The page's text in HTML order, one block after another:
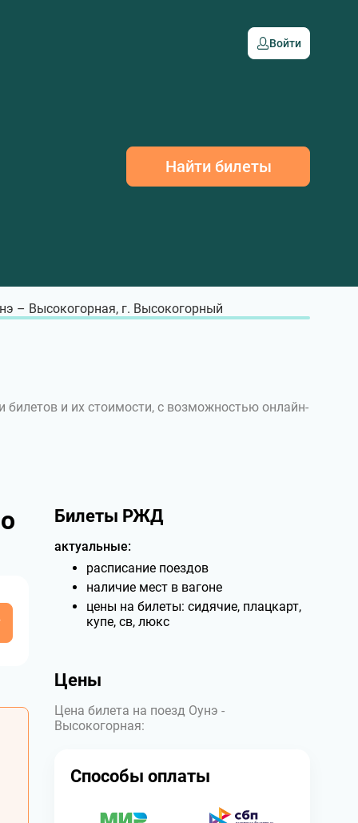
Войти
Найти билеты
– Высокогорная, г. Высокогорный
билетов и их стоимости, с возможностью онлайн-
Билеты РЖД
актуальные:
расписание поездов
наличие мест в вагоне
цены на билеты: сидячие, плацкарт,
купе, св, люкс
Цены
Цена билета на поезд Оунэ -
Высокогорная:
Способы оплаты